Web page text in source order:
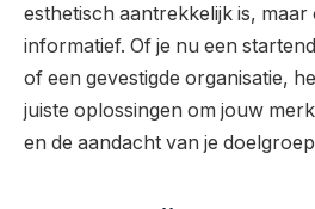
esthetisch aantrekkelijk is,
informatief. Of je nu een
of een gevestigde organisatie,
juiste oplossingen om jouw
en de aandacht van je